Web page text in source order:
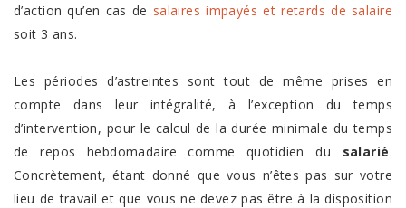
d’action qu’en cas de salaires impayés et retards de salaire
soit 3 ans.
Les périodes d’astreintes sont tout de même prises en
compte dans leur intégralité, à l’exception du temps
d’intervention, pour le calcul de la durée minimale du temps
de repos hebdomadaire comme quotidien du salarié.
Concrètement, étant donné que vous n’êtes pas sur votre
lieu de travail et que vous ne devez pas être à la disposition